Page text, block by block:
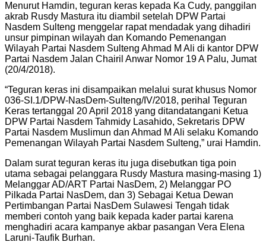
Menurut Hamdin, teguran keras kepada Ka Cudy, panggilan
akrab Rusdy Mastura itu diambil setelah DPW Partai
Nasdem Sulteng menggelar rapat mendadak yang dihadiri
unsur pimpinan wilayah dan Komando Pemenangan
Wilayah Partai Nasdem Sulteng Ahmad M Ali di kantor DPW
Partai Nasdem Jalan Chairil Anwar Nomor 19 A Palu, Jumat
(20/4/2018).
“Teguran keras ini disampaikan melalui surat khusus Nomor
036-SI.1/DPW-NasDem-Sulteng/IV/2018, perihal Teguran
Keras tertanggal 20 April 2018 yang ditandatangani Ketua
DPW Partai Nasdem Tahmidy Lasahido, Sekretaris DPW
Partai Nasdem Muslimun dan Ahmad M Ali selaku Komando
Pemenangan Wilayah Partai Nasdem Sulteng,” urai Hamdin.
Dalam surat teguran keras itu juga disebutkan tiga poin
utama sebagai pelanggara Rusdy Mastura masing-masing 1)
Melanggar AD/ART Partai NasDem, 2) Melanggar PO
Pilkada Partai NasDem, dan 3) Sebagai Ketua Dewan
Pertimbangan Partai NasDem Sulawesi Tengah tidak
memberi contoh yang baik kepada kader partai karena
menghadiri acara kampanye akbar pasangan Vera Elena
Laruni-Taufik Burhan.